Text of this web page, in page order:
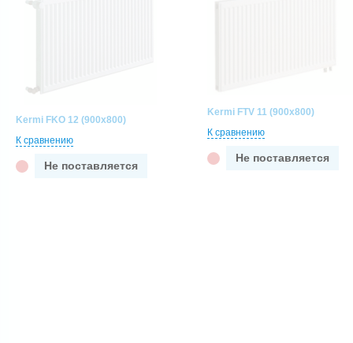
Kermi FKO 12 (900x800)
К сравнению
Не поставляется
Kermi FTV 11 (900x800)
К сравнению
Не поставляется